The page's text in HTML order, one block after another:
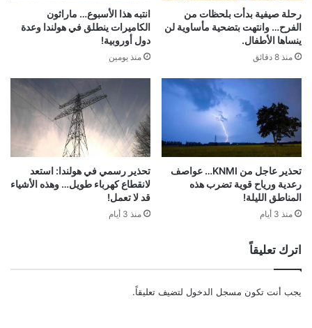
رحلة صيفية بدأت بلحظات من
الفرح… وانتهت بتضحية مأساوية لن
ينساها الأطفال.
منذ 8 دقائق
انتبه هذا الأسبوع… ماراثون
الكاميرات ينطلق في هولندا وعدة
دول أوروبية!
منذ يومين
تحذير عاجل من KNMI… عواصف
رعدية ورياح قوية تضرب هذه
المناطق الليلة!
منذ 3 أيام
تحذير رسمي في هولندا: استعد
لانقطاع كهرباء طويل… وهذه الأشياء
قد لا تعمل!
منذ 3 أيام
اترك تعليقاً
يجب أنت تكون مسجل الدخول لتضيف تعليقاً.